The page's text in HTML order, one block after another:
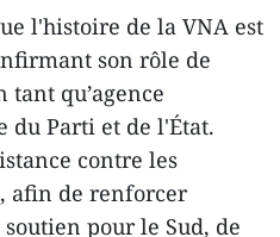
l'histoire de la VNA est
son rôle de
qu’agence
Parti et de l'État.
contre les
afin de renforcer
pour le Sud, de